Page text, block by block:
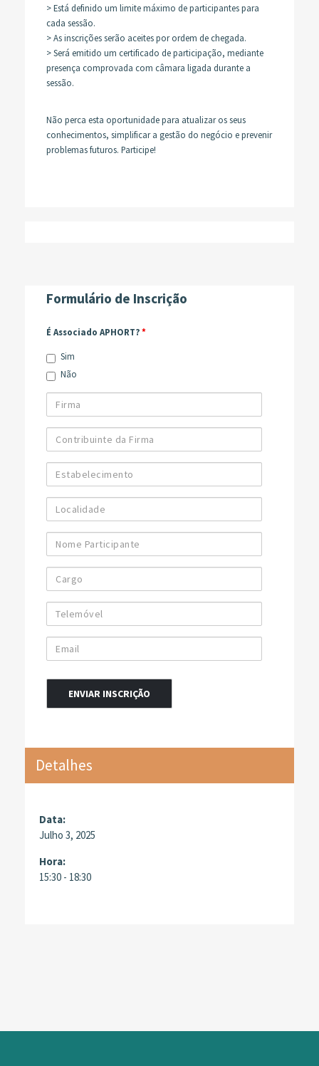
> Está definido um limite máximo de participantes para
cada sessão.
> As inscrições serão aceites por ordem de chegada.
> Será emitido um certificado de participação, mediante
presença comprovada com câmara ligada durante a
sessão.
Não perca esta oportunidade para atualizar os seus
conhecimentos, simplificar a gestão do negócio e prevenir
problemas futuros. Participe!
Formulário de Inscrição
É Associado APHORT?*
Sim
Não
Firma
Participante
Telemóvel
Detalhes
Data:
Julho 3, 2025
Hora:
15:30 - 18:30